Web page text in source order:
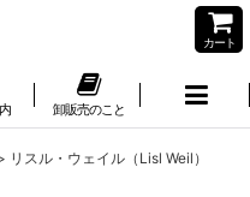
カート
卸販売のこと
リスル・ウェイル（Lisl Weil）